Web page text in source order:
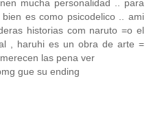
mucha personalidad .. para
es como psicodelico .. ami
historias com naruto =o el
, haruhi es un obra de arte =
las pena ver
gue su ending